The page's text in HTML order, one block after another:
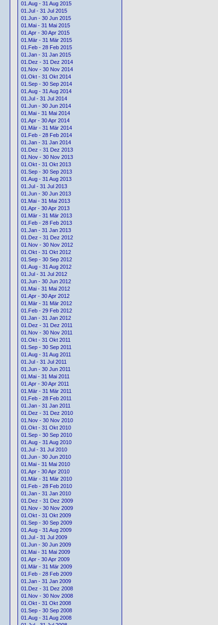
01.Aug - 31 Aug 2015
01.Jul - 31 Jul 2015
01.Jun - 30 Jun 2015
01.Mai - 31 Mai 2015
01.Apr - 30 Apr 2015
01.Mär - 31 Mär 2015
01.Feb - 28 Feb 2015
01.Jan - 31 Jan 2015
01.Dez - 31 Dez 2014
01.Nov - 30 Nov 2014
01.Okt - 31 Okt 2014
01.Sep - 30 Sep 2014
01.Aug - 31 Aug 2014
01.Jul - 31 Jul 2014
01.Jun - 30 Jun 2014
01.Mai - 31 Mai 2014
01.Apr - 30 Apr 2014
01.Mär - 31 Mär 2014
01.Feb - 28 Feb 2014
01.Jan - 31 Jan 2014
01.Dez - 31 Dez 2013
01.Nov - 30 Nov 2013
01.Okt - 31 Okt 2013
01.Sep - 30 Sep 2013
01.Aug - 31 Aug 2013
01.Jul - 31 Jul 2013
01.Jun - 30 Jun 2013
01.Mai - 31 Mai 2013
01.Apr - 30 Apr 2013
01.Mär - 31 Mär 2013
01.Feb - 28 Feb 2013
01.Jan - 31 Jan 2013
01.Dez - 31 Dez 2012
01.Nov - 30 Nov 2012
01.Okt - 31 Okt 2012
01.Sep - 30 Sep 2012
01.Aug - 31 Aug 2012
01.Jul - 31 Jul 2012
01.Jun - 30 Jun 2012
01.Mai - 31 Mai 2012
01.Apr - 30 Apr 2012
01.Mär - 31 Mär 2012
01.Feb - 29 Feb 2012
01.Jan - 31 Jan 2012
01.Dez - 31 Dez 2011
01.Nov - 30 Nov 2011
01.Okt - 31 Okt 2011
01.Sep - 30 Sep 2011
01.Aug - 31 Aug 2011
01.Jul - 31 Jul 2011
01.Jun - 30 Jun 2011
01.Mai - 31 Mai 2011
01.Apr - 30 Apr 2011
01.Mär - 31 Mär 2011
01.Feb - 28 Feb 2011
01.Jan - 31 Jan 2011
01.Dez - 31 Dez 2010
01.Nov - 30 Nov 2010
01.Okt - 31 Okt 2010
01.Sep - 30 Sep 2010
01.Aug - 31 Aug 2010
01.Jul - 31 Jul 2010
01.Jun - 30 Jun 2010
01.Mai - 31 Mai 2010
01.Apr - 30 Apr 2010
01.Mär - 31 Mär 2010
01.Feb - 28 Feb 2010
01.Jan - 31 Jan 2010
01.Dez - 31 Dez 2009
01.Nov - 30 Nov 2009
01.Okt - 31 Okt 2009
01.Sep - 30 Sep 2009
01.Aug - 31 Aug 2009
01.Jul - 31 Jul 2009
01.Jun - 30 Jun 2009
01.Mai - 31 Mai 2009
01.Apr - 30 Apr 2009
01.Mär - 31 Mär 2009
01.Feb - 28 Feb 2009
01.Jan - 31 Jan 2009
01.Dez - 31 Dez 2008
01.Nov - 30 Nov 2008
01.Okt - 31 Okt 2008
01.Sep - 30 Sep 2008
01.Aug - 31 Aug 2008